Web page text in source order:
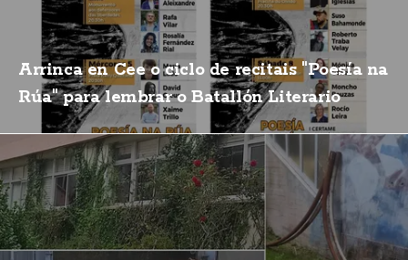
Arrinca en Cee o ciclo de recitais "Poesía na
Rúa" para lembrar o Batallón Literario